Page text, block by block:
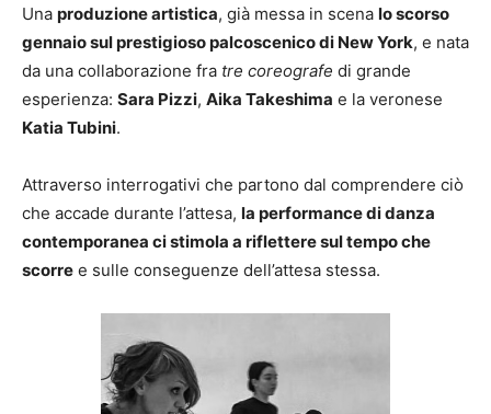
Una produzione artistica, già messa in scena lo scorso
gennaio sul prestigioso palcoscenico di New York, e nata
da una collaborazione fra tre coreografe di grande
esperienza: Sara Pizzi, Aika Takeshima e la veronese
Katia Tubini.
Attraverso interrogativi che partono dal comprendere ciò
che accade durante l’attesa, la performance di danza
contemporanea ci stimola a riflettere sul tempo che
scorre e sulle conseguenze dell’attesa stessa.